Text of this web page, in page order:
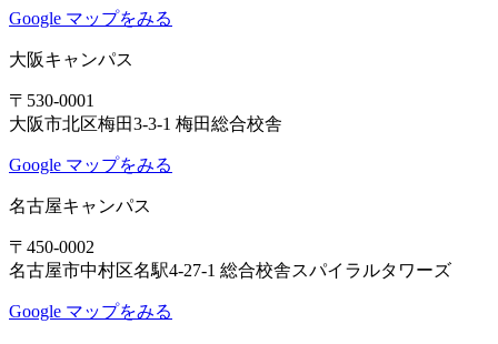
Google マップをみる
大阪キャンパス
〒530-0001
大阪市北区梅田3-3-1 梅田総合校舎
Google マップをみる
名古屋キャンパス
〒450-0002
名古屋市中村区名駅4-27-1 総合校舎スパイラルタワーズ
Google マップをみる